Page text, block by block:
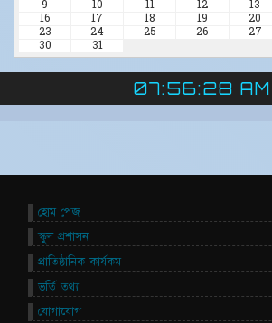
9
10 11 12 13
16
17 18 19 20
23
24 25 26 27
30
31
07:56:28 AM
হোম পেজ
স্কুল প্রশাসন
প্রাতিষ্ঠানিক কার্যকম
ভর্তি তথ্য
যোগাযোগ